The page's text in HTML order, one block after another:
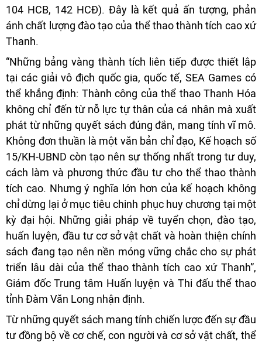
104 HCB, 142 HCĐ). Đây là kết quả ấn tượng, phản
ánh chất lượng đào tạo của thể thao thành tích cao xứ
Thanh.
“Những bảng vàng thành tích liên tiếp được thiết lập
tại các giải vô địch quốc gia, quốc tế, SEA Games có
thể khẳng định: Thành công của thể thao Thanh Hóa
không chỉ đến từ nỗ lực tự thân của cá nhân mà xuất
phát từ những quyết sách đúng đắn, mang tính vĩ mô.
Không đơn thuần là một văn bản chỉ đạo, Kế hoạch số
15/KH-UBND còn tạo nên sự thống nhất trong tư duy,
cách làm và phương thức đầu tư cho thể thao thành
tích cao. Nhưng ý nghĩa lớn hơn của kế hoạch không
chỉ dừng lại ở mục tiêu chinh phục huy chương tại một
kỳ đại hội. Những giải pháp về tuyển chọn, đào tạo,
huấn luyện, đầu tư cơ sở vật chất và hoàn thiện chính
sách đang tạo nên nền móng vững chắc cho sự phát
triển lâu dài của thể thao thành tích cao xứ Thanh”,
Giám đốc Trung tâm Huấn luyện và Thi đấu thể thao
tỉnh Đàm Văn Long nhận định.
Từ những quyết sách mang tính chiến lược đến sự đầu
tư đồng bộ về cơ chế, con người và cơ sở vật chất, thể